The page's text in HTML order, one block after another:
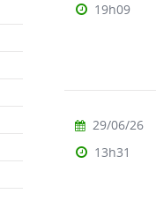
19h09
29/06/26
13h31